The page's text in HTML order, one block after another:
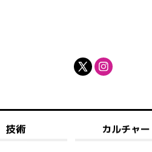
技術 カルチャー